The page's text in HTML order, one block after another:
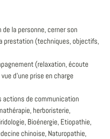
la personne, cerner son
prestation (techniques, objectifs,
(relaxation, écoute
d'une prise en charge
actions de communication
herboristerie,
Bioénergie, Etiopathie,
chinoise, Naturopathie,